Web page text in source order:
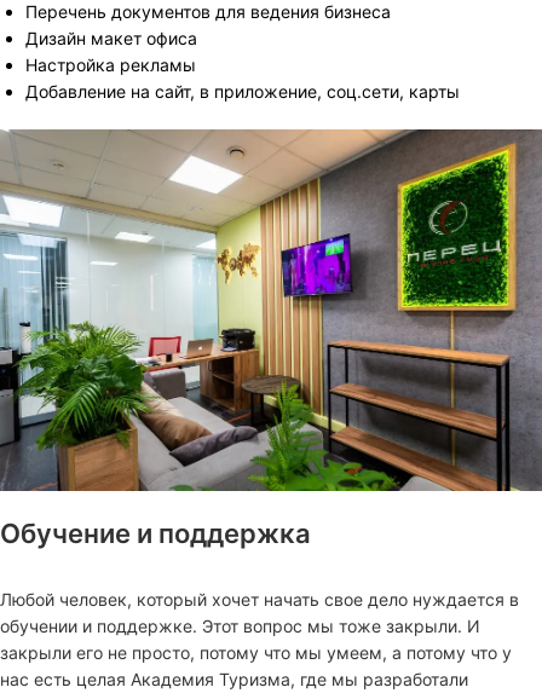
Перечень документов для ведения бизнеса
Дизайн макет офиса
Настройка рекламы
Добавление на сайт, в приложение, соц.сети, карты
Обучение и поддержка
Любой человек, который хочет начать свое дело нуждается в
обучении и поддержке. Этот вопрос мы тоже закрыли. И
закрыли его не просто, потому что мы умеем, а потому что у
нас есть целая Академия Туризма, где мы разработали